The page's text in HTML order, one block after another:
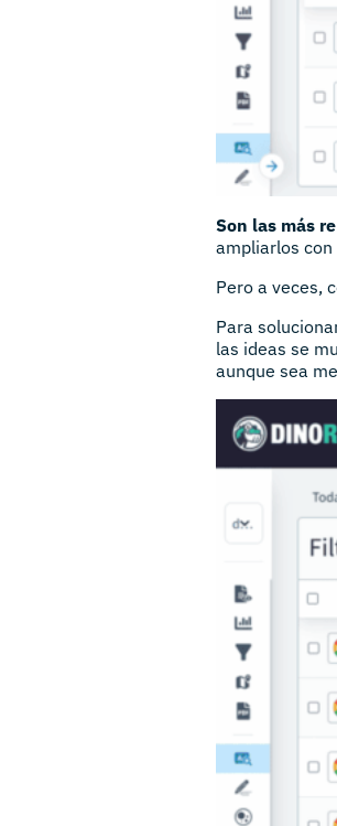
Son las más
ampliarlos con
Pero a veces,
Para
las ideas se
aunque sea